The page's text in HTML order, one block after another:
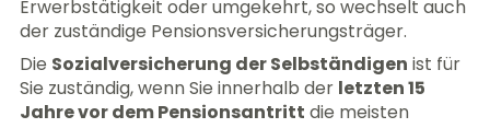
Erwerbstätigkeit oder umgekehrt, so wechselt auch
der zuständige Pensionsversicherungsträger.
Die Sozialversicherung der Selbständigen ist für
Sie zuständig, wenn Sie innerhalb der letzten 15
Jahre vor dem Pensionsantritt die meisten